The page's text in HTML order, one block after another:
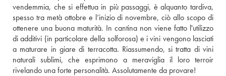
vendemmia, che si effettua in più passaggi, è alquanto tardiva,
spesso tra metà ottobre e l’inizio di novembre, ciò allo scopo di
ottenere una buona maturità. In cantina non viene fatto l'utilizzo
di additivi (in particolare della solforosa) e i vini vengono lasciati
a maturare in giare di terracotta. Riassumendo, si tratta di vini
naturali sublimi, che esprimono a meraviglia il loro terroir
rivelando una forte personalità. Assolutamente da provare!